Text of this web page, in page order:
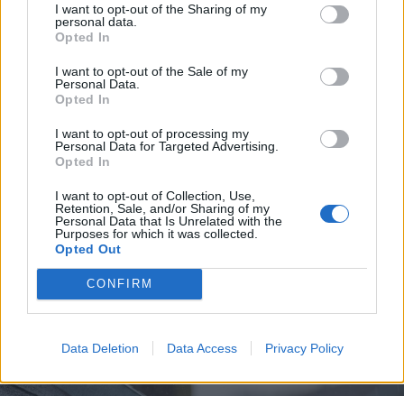
I want to opt-out of the Sharing of my
personal data.
Opted In
I want to opt-out of the Sale of my
Personal Data.
Opted In
I want to opt-out of processing my
Personal Data for Targeted Advertising.
Opted In
I want to opt-out of Collection, Use,
Retention, Sale, and/or Sharing of my
Personal Data that Is Unrelated with the
Purposes for which it was collected.
Opted Out
CONFIRM
Data Deletion Data Access Privacy Policy
2026. augusztus 07., péntek
Elsőfokú árvízvédelmi készültség
több székelyföldi folyón